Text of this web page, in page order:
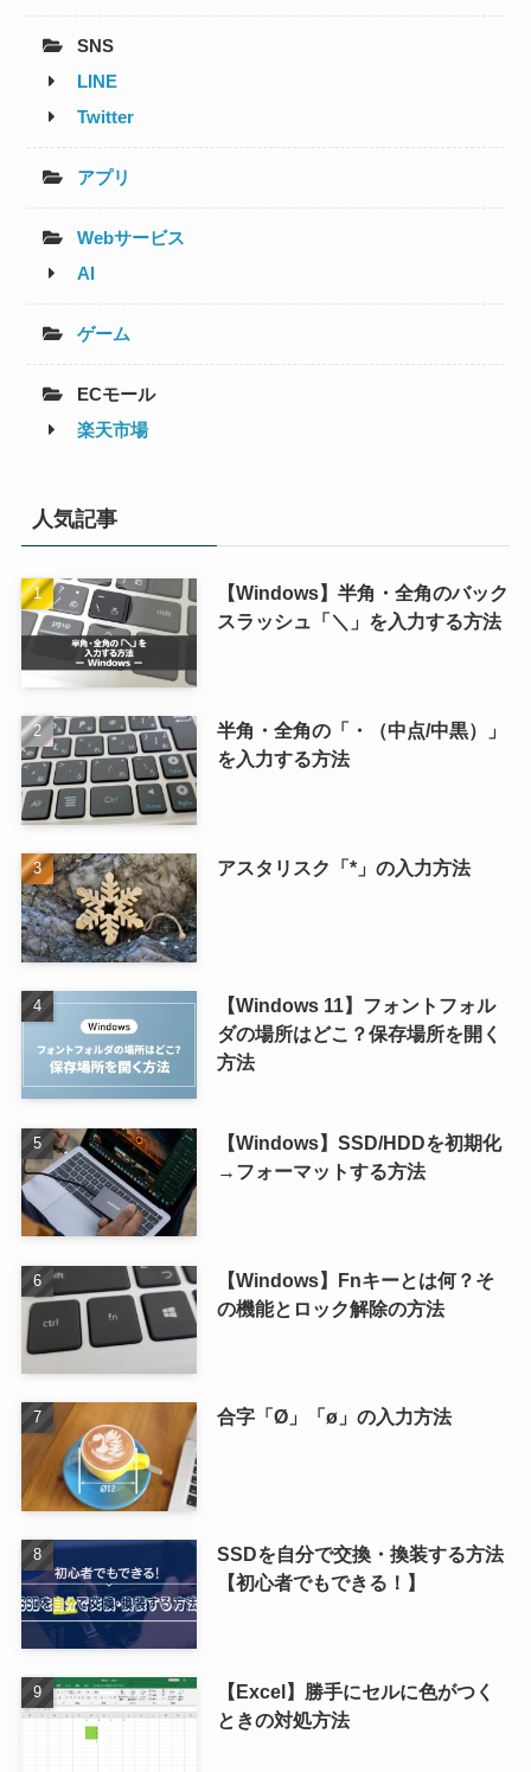
SNS
LINE
Twitter
アプリ
Webサービス
AI
ゲーム
ECモール
楽天市場
人気記事
【Windows】半角・全角のバック
スラッシュ「＼」を入力する方法
半角・全角の「・（中点/中黒）」
を入力する方法
アスタリスク「*」の入力方法
【Windows 11】フォントフォル
ダの場所はどこ？保存場所を開く
方法
【Windows】SSD/HDDを初期化
→フォーマットする方法
【Windows】Fnキーとは何？そ
の機能とロック解除の方法
合字「Ø」「ø」の入力方法
SSDを自分で交換・換装する方法
【初心者でもできる！】
【Excel】勝手にセルに色がつく
ときの対処方法